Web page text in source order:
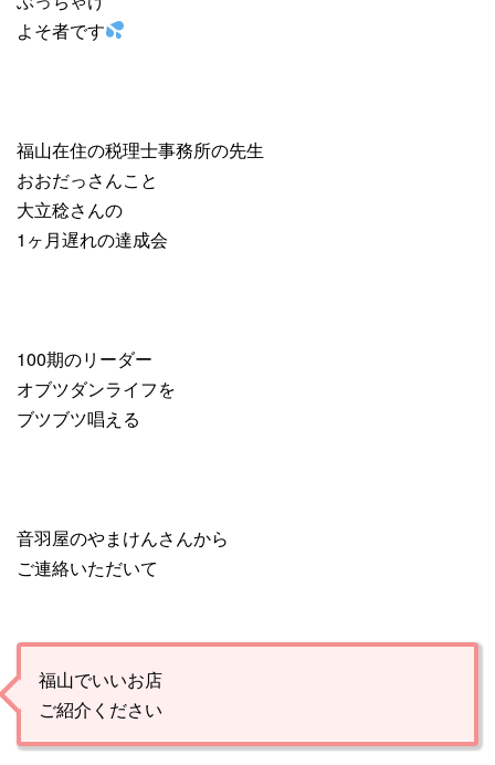
よそ者です
福山在住の税理士事務所の先生
おおだっさんこと
大立稔さんの
1ヶ月遅れの達成会
100期のリーダー
オブツダンライフを
ブツブツ唱える
音羽屋のやまけんさんから
ご連絡いただいて
福山でいいお店
ご紹介ください